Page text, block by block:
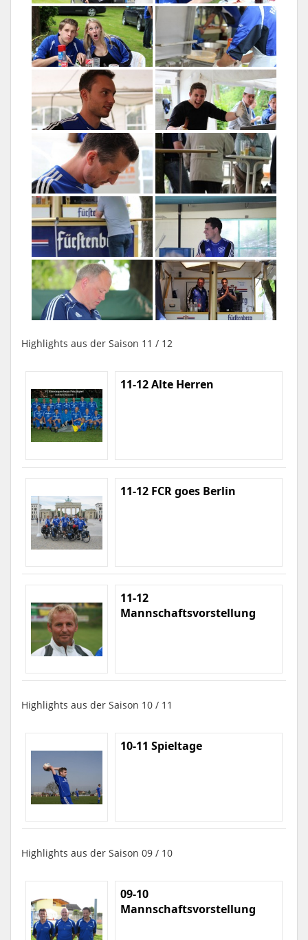
Highlights aus der Saison 11 / 12
11-12 Alte Herren
11-12 FCR goes Berlin
11-12
Mannschaftsvorstellung
Highlights aus der Saison 10 / 11
10-11 Spieltage
Highlights aus der Saison 09 / 10
09-10
Mannschaftsvorstellung